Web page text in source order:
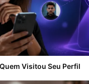
Visitou Seu Perfil